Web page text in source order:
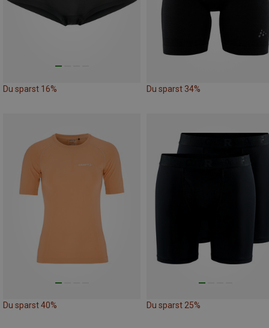
Du sparst 16% Du sparst 34%
Du sparst 40% Du sparst 25%